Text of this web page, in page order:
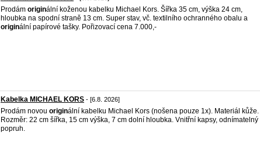
Prodám originální koženou kabelku Michael Kors. Šířka 35 cm, výška 24 cm,
hloubka na spodní straně 13 cm. Super stav, vč. textilního ochranného obalu a
originální papírové tašky. Pořizovací cena 7.000,-
Kabelka MICHAEL KORS - [6.8. 2026]
Prodám novou originální kabelku Michael Kors (nošena pouze 1x). Materiál kůže.
Rozměr: 22 cm šířka, 15 cm výška, 7 cm dolní hloubka. Vnitřní kapsy, odnímatelný
popruh.